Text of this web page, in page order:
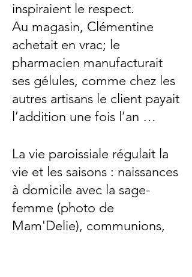
inspiraient le respect.
Au magasin, Clémentine
achetait en vrac; le
pharmacien manufacturait
ses gé lules, comme chez les
autres artisans le client payait
l’addition une fois l’an …
La vie paroissiale régulait la
vie et les saisons : naissances
à domicile avec la sage-
femme (photo de
Mam'Delie), communions,